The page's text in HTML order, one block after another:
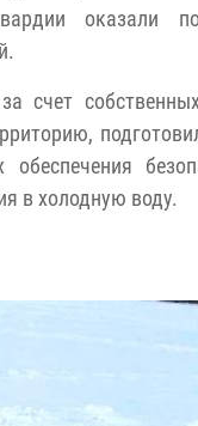
оказали
счет
в холодную воду.